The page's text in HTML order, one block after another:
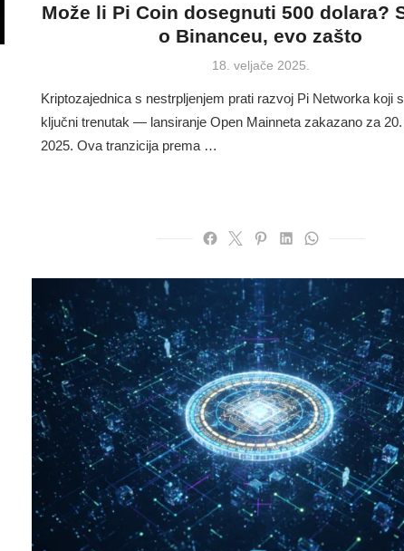
Može li Pi Coin dosegnuti 500 dolara?
o Binanceu, evo zašto
Posted
18. veljače 2025.
Kriptozajednica s nestrpljenjem prati razvoj Pi Networka koji
ključni trenutak — lansiranje Open Mainneta zakazano za
2025. Ova tranzicija prema …